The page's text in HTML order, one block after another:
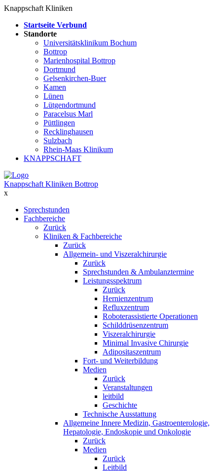
Knappschaft Kliniken
Startseite Verbund
Standorte
Universitätsklinikum Bochum
Bottrop
Marienhospital Bottrop
Dortmund
Gelsenkirchen-Buer
Kamen
Lünen
Lütgendortmund
Paracelsus Marl
Püttlingen
Recklinghausen
Sulzbach
Rhein-Maas Klinikum
KNAPPSCHAFT
Knappschaft Kliniken Bottrop
x
Sprechstunden
Fachbereiche
Zurück
Kliniken & Fachbereiche
Zurück
Allgemein- und Viszeralchirurgie
Zurück
Sprechstunden & Ambulanztermine
Leistungsspektrum
Zurück
Hernienzentrum
Refluxzentrum
Roboterassistierte Operationen
Schilddrüsenzentrum
Viszeralchirurgie
Minimal Invasive Chirurgie
Adipositaszentrum
Fort- und Weiterbildung
Medien
Zurück
Veranstaltungen
leitbild
Geschichte
Technische Ausstattung
Allgemeine Innere Medizin, Gastroenterologie,
Hepatologie, Endoskopie und Onkologie
Zurück
Medien
Zurück
Leitbild